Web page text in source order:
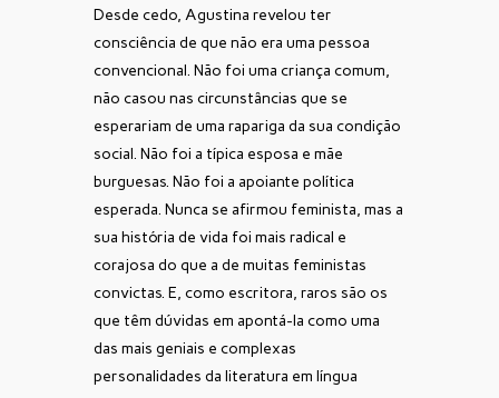
Desde cedo, Agustina revelou ter
consciência de que não era uma pessoa
convencional. Não foi uma criança comum,
não casou nas circunstâncias que se
esperariam de uma rapariga da sua condição
social. Não foi a típica esposa e mãe
burguesas. Não foi a apoiante política
esperada. Nunca se afirmou feminista, mas a
sua história de vida foi mais radical e
corajosa do que a de muitas feministas
convictas. E, como escritora, raros são os
que têm dúvidas em apontá-la como uma
das mais geniais e complexas
personalidades da literatura em língua